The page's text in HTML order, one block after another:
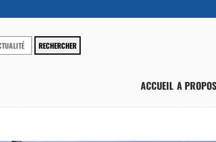
ACCUEIL A PROPOS